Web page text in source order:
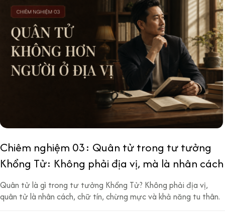
Chiêm nghiệm 03: Quân tử trong tư tưởng
Khổng Tử: Không phải địa vị, mà là nhân cách
Quân tử là gì trong tư tưởng Khổng Tử? Không phải địa vị,
quân tử là nhân cách, chữ tín, chừng mực và khả năng tu thân.